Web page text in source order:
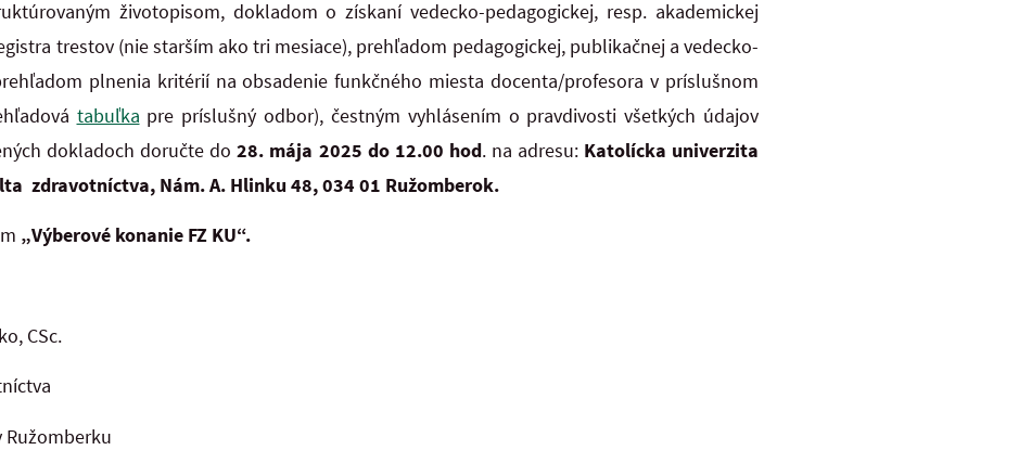
životopisom, dokladom o získaní vedecko-pedagogickej, resp. akademickej
trestov (nie starším ako tri mesiace), prehľadom pedagogickej, publikačnej a vedecko-
plnenia kritérií na obsadenie funkčného miesta docenta/profesora v príslušnom
tabuľka pre príslušný odbor), čestným vyhlásením o pravdivosti všetkých údajov
dokladoch doručte do28. mája 2025 do 12.00 hod. na adresu: Katolícka univerzita
zdravotníctva, Nám. A. Hlinku 48, 034 01 Ružomberok.
„Výberové konanie FZ KU“.
Anton Lacko, CSc.
Ružomberku